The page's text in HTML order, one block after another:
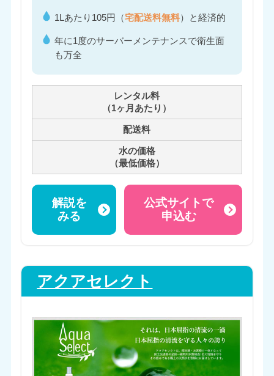
1Lあたり105円（宅配送料無料）と経済的
年に1度のサーバーメンテナンスで衛生面
も万全
レンタル料
（1ヶ月あたり）
配送料
水の価格
（最低価格）
解説を
みる
公式サイトで
申込む
アクアセレクト